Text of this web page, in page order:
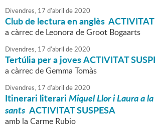
Divendres, 17 d'abril de2020
Club de lectura en anglès ACTIVITAT
a càrrec de Leonora de Groot Bogaarts
Divendres, 17 d'abril de2020
Tertúlia per a joves ACTIVITAT
a càrrec de Gemma Tomàs
Divendres, 17 d'abril de2020
Itinerari literariMiquel Llor i Laura a
sants ACTIVITAT SUSPESA
amb la Carme Rubio